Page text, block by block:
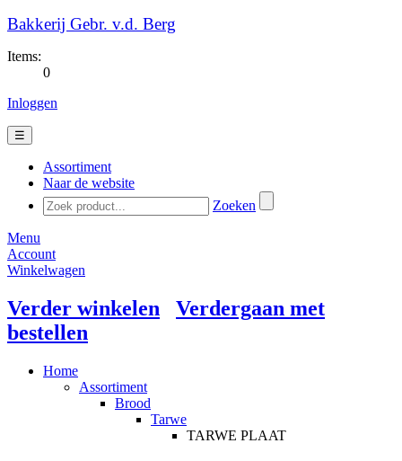
Bakkerij Gebr. v.d. Berg
Items:
0
Inloggen
☰
Assortiment
Naar de website
Zoeken
Menu
Account
Winkelwagen
Verder winkelen
Verdergaan met
bestellen
Home
Assortiment
Brood
Tarwe
TARWE PLAAT